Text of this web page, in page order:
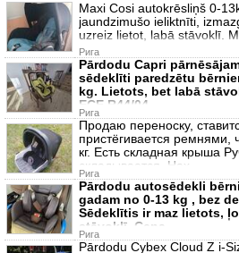
Maxi Cosi autokrēsliņš 0-
jaundzimušo ieliktnīti,
uzreiz lietot, labā stāvoklī.
Рига
Pārdodu Capri
sēdeklīti paredzētu
kg. Lietots, bet labā
ECE R44/04
Рига
Продаю переноску,
пристёгивается ремнями,
кг. Есть складная крыша
складывается. Нах
Рига
Pārdodu autosēdekli
gadam no 0-13 kg , bez
Sēdeklītis ir maz lietots,
stāvoklī. Cena
Рига
Pārdodu Cybex Cloud Z i-